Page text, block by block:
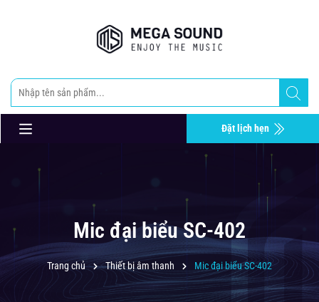
Đặt lịch hẹn
Mic đại biểu SC-402
Trang chủ Thiết bị âm thanh Mic đại biểu SC-402